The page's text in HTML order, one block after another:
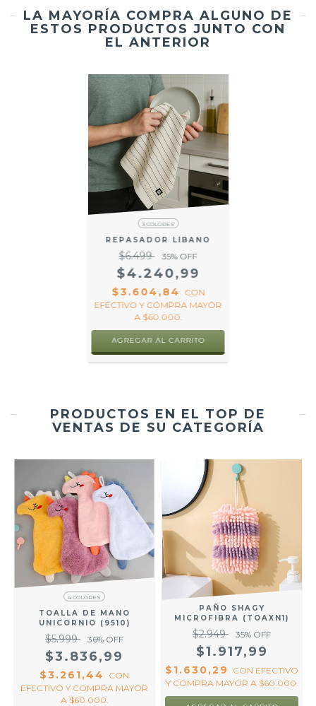
LA MAYORÍA COMPRA ALGUNO DE
ESTOS PRODUCTOS JUNTO CON
EL ANTERIOR
3 COLORES
REPASADOR LIBANO
$6.499 35% OFF
$4.240,99
$3.604,84 CON
EFECTIVO Y COMPRA MAYOR
A $60.000.
AGREGAR AL CARRITO
PRODUCTOS EN EL TOP DE
VENTAS DE SU CATEGORÍA
4 COLORES
TOALLA DE MANO
UNICORNIO (9510)
$5.999 36% OFF
$3.836,99
$3.261,44
CON
EFECTIVO Y COMPRA MAYOR
A $60.000.
PAÑO SHAGY
MICROFIBRA (TOAXN1)
$2.949 35% OFF
$1.917,99
$1.630,29 CON EFECTIVO
Y COMPRA MAYOR A $60.000.